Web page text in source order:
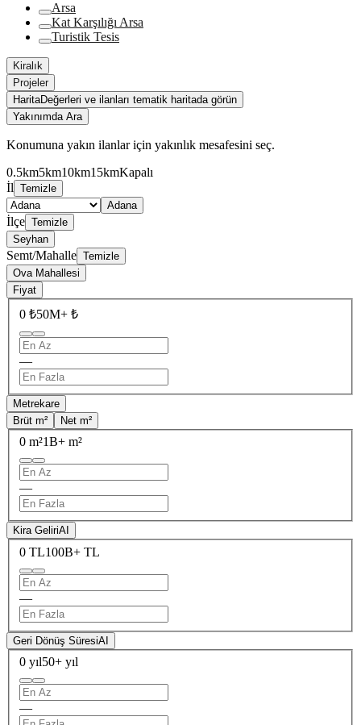
Arsa
Kat Karşılığı Arsa
Turistik Tesis
Kiralık
Projeler
HaritaDeğerleri ve ilanları tematik haritada görün
Yakınımda Ara
Konumuna yakın ilanlar için yakınlık mesafesini seç.
0.5km5km10km15kmKapalı
İl Temizle
Adana
İlçe Temizle
Seyhan
Semt/Mahalle Temizle
Ova Mahallesi
Fiyat
0 ₺50M+ ₺
—
Metrekare
Brüt m²
Net m²
0 m²1B+ m²
—
Kira GeliriAI
0 TL100B+ TL
—
Geri Dönüş SüresiAI
0 yıl50+ yıl
—